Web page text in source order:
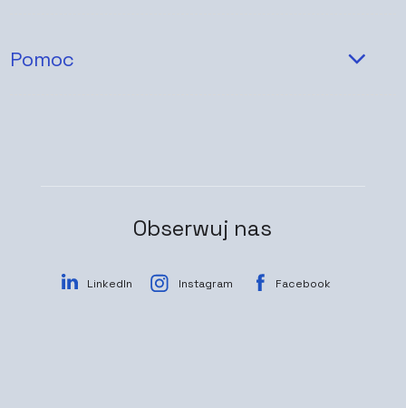
Pomoc
Obserwuj nas
LinkedIn Instagram Facebook